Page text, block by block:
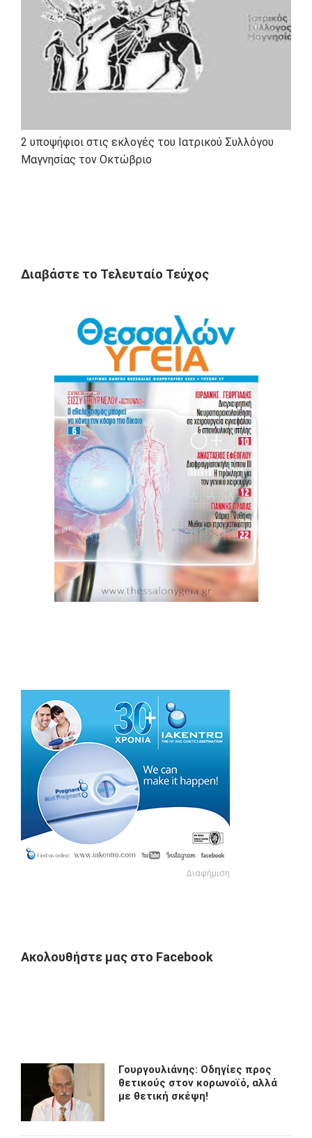
2 υποψήφιοι στις εκλογές του Ιατρικού Συλλόγου
Μαγνησίας τον Οκτώβριο
Διαβάστε το Τελευταίο Τεύχος
Διαφήμιση
Διαφήμιση
Ακολουθήστε μας στο Facebook
Γουργουλιάνης: Οδηγίες προς
θετικούς στον κορωνοϊό, αλλά
με θετική σκέψη!